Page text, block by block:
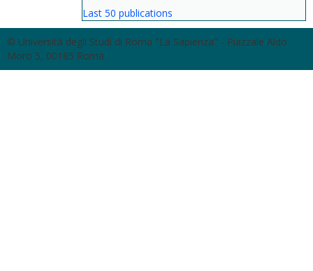
Last 50 publications
© Università degli Studi di Roma "La Sapienza" - Piazzale Aldo
Moro 5, 00185 Roma